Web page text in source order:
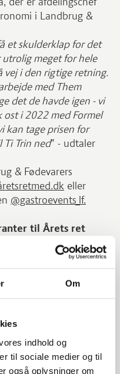
Om
indhold og
til sociale medier og til
også oplysninger om
i Landbrug &
et skulderklap for det
meget for hele
vej i den rigtige retning.
med Them
det de havde igen - vi
i 2022 med Formel
kan tage prisen for
Ti Trin ned” - udtaler
& Fødevarers
eller
@gastroevents_lf.
til Årets ret
og madanmelder v.